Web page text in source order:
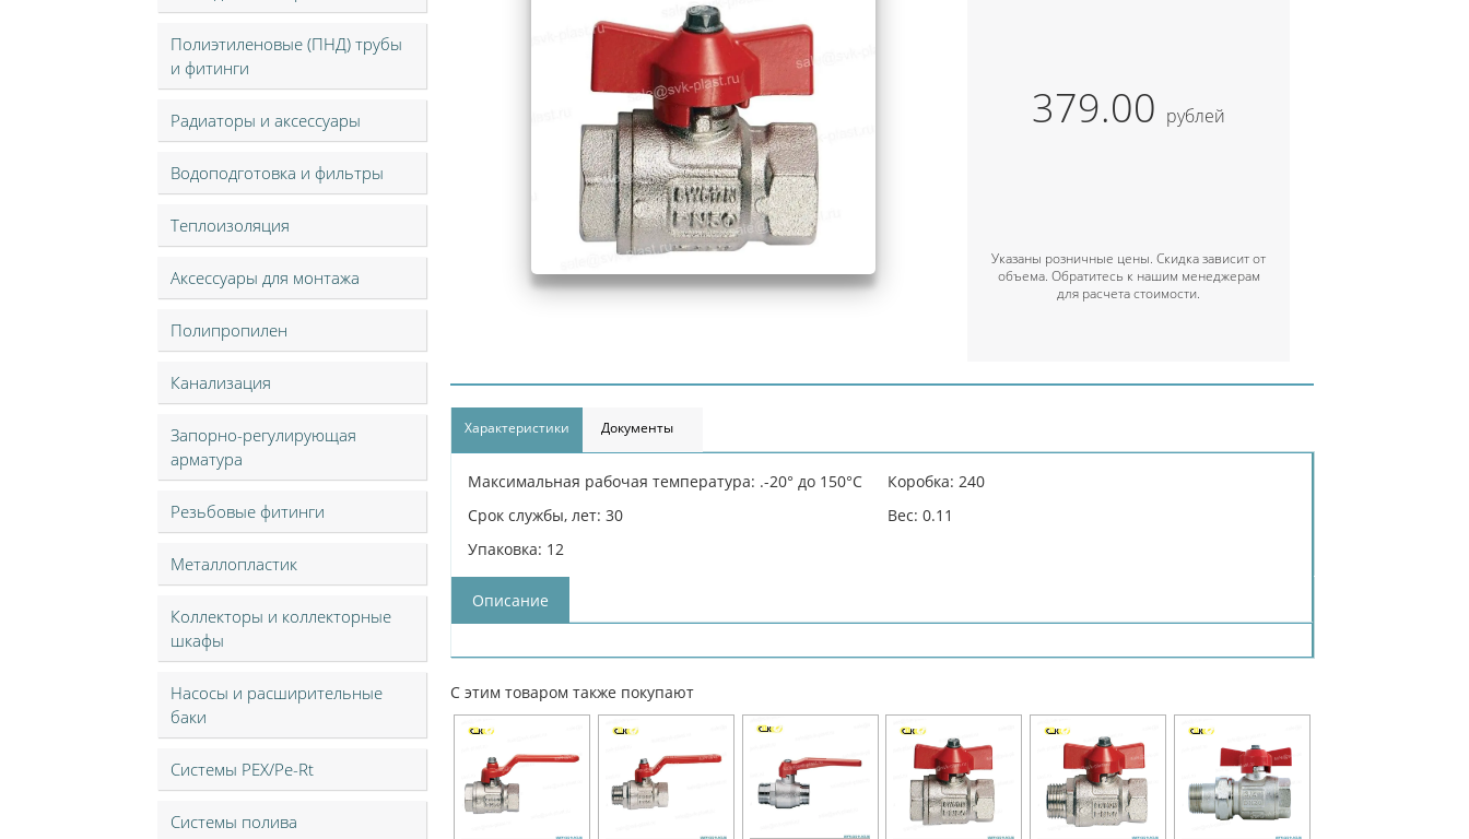
Полиэтиленовые (ПНД) трубы
и фитинги
Радиаторы и аксессуары
Водоподготовка и фильтры
Теплоизоляция
Аксессуары для монтажа
Полипропилен
Канализация
Запорно-регулирующая
арматура
Резьбовые фитинги
Металлопластик
Коллекторы и коллекторные
шкафы
Насосы и расширительные
баки
Системы PEX/Pe-Rt
Системы полива
379.00 рублей
Указаны розничные цены. Скидка зависит от
объема. Обратитесь к нашим менеджерам
для расчета стоимости.
Характеристики Документы
Максимальная рабочая температура: .-20° до 150°С
Срок службы, лет: 30
Упаковка: 12
Коробка: 240
Вес: 0.11
Описание
С этим товаром также покупают